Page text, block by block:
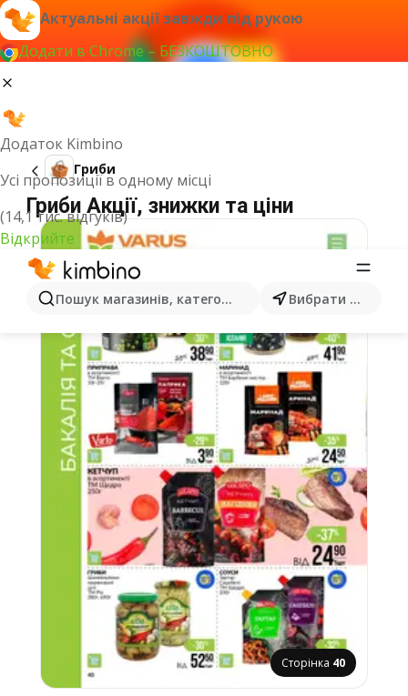
Актуальні акції завжди під рукою
Додати в Chrome – БЕЗКОШТОВНО
Додаток Kimbino
Усі пропозиції в одному місці
(14,1 тис. відгуків)
Відкрийте
Пошук магазинів, категорій, товарів... Вибрати місто
Гриби
Гриби Акції, знижки та ціни
Сторінка 40